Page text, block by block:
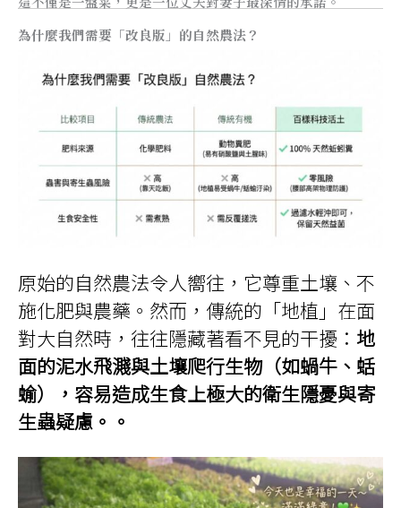
為什麼我們需要「改良版」的自然農法？
原始的自然農法令人嚮往，它尊重土壤、不
施化肥與農藥。然而，傳統的「地植」在面
對大自然時，往往隱藏著看不見的干擾： 地
面的泥水飛濺與土壤爬行生物（如蝸牛、蛞
蝓），容易造成生食上極大的衛生隱憂與寄
生蟲疑慮。。